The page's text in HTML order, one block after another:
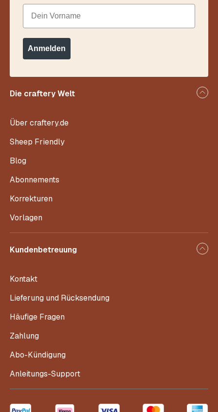
Die craftery Welt
Über craftery.de
Sheep Friendly
Blog
Abonnements
Korrekturen
Vorlagen
Kundenbetreuung
Kontakt
Lieferung und Rücksendung
Häufige Fragen
Zahlung
Abo-Kündigung
Anleitungs-Support
Dein Vorname
Anmelden